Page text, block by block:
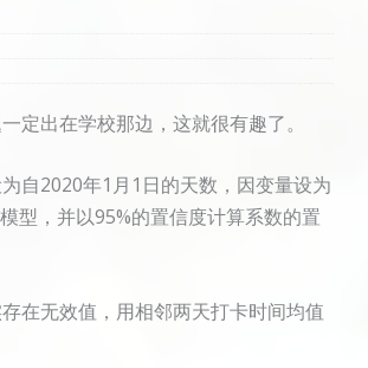
定出在学校那边，这就很有趣了。
自2020年1月1日的天数，因变量设为
型，并以95%的置信度计算系数的置
在无效值，用相邻两天打卡时间均值